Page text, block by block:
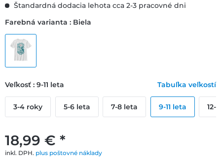
18,99 € *
inkl. DPH. plus poštovné náklady
Štandardná dodacia lehota cca 2-3 pracovné dni
Farebná varianta : Biela
Veľkosť : 9-11 leta Tabuľka veľkostí
3-4 roky 5-6 leta 7-8 leta 9-11 leta 12-